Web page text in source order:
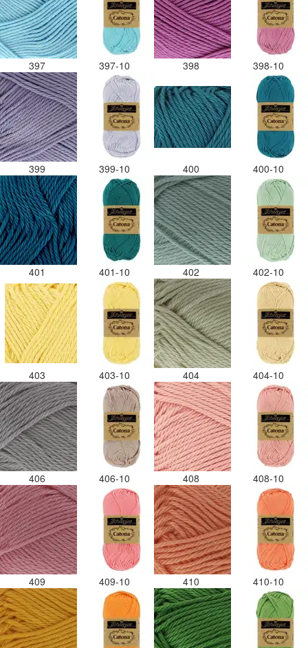
397 397-10 398 398-10
399 399-10 400 400-10
401 401-10 402 402-10
403 403-10 404 404-10
406 406-10 408 408-10
409 409-10 410 410-10